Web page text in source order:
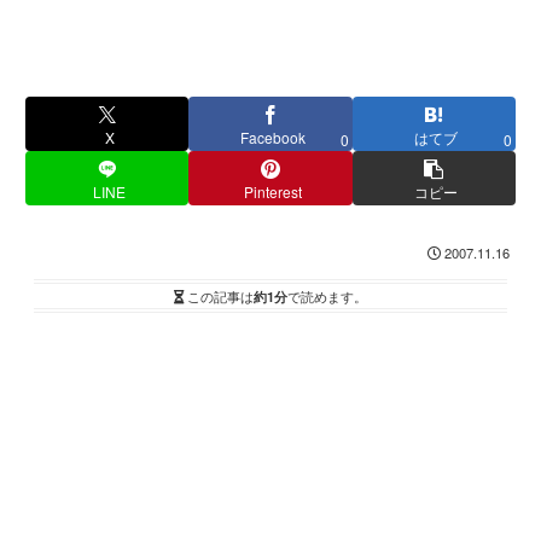
X Facebook 0 はてブ 0
LINE Pinterest コピー
2007.11.16
この記事は約1分で読めます。